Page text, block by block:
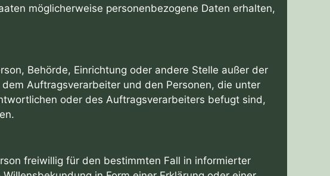
möglicherweise personenbezogene Daten erhalten,
Behörde, Einrichtung oder andere Stelle außer der
Auftragsverarbeiter und den Personen, die unter
oder des Auftragsverarbeiters befugt sind,
freiwillig für den bestimmten Fall in informierter